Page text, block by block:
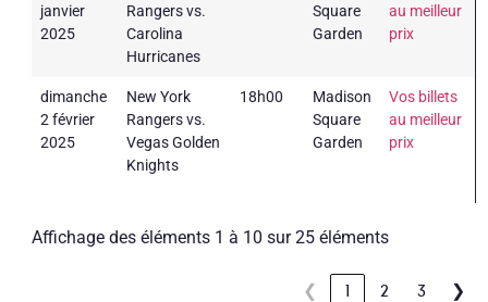
janvier
2025
Rangers vs.
Carolina
Hurricanes
Square
Garden
au meilleur
prix
dimanche
2 février
2025
New York
Rangers vs.
Vegas Golden
Knights
18h00
Madison
Square
Garden
Vos billets
au meilleur
prix
Affichage des éléments 1 à 10 sur 25 éléments
❮ 1 2 3 ❯